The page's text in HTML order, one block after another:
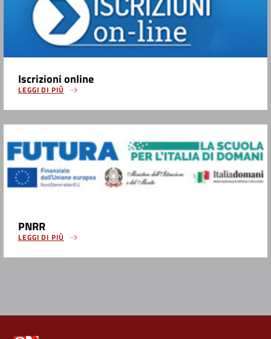
Iscrizioni online
LEGGI DI PIÙ
PNRR
LEGGI DI PIÙ